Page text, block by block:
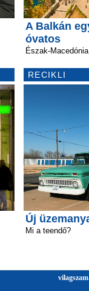
A Balkán
óvatos
Észak-
RECIKLI
Új
Mi a teendő?